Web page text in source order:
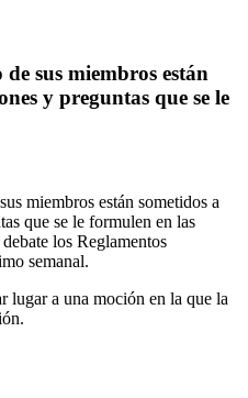
sus miembros están
y preguntas que se le
miembros están sometidos a
que se le formulen en las
los Reglamentos
semanal.
lugar a una moción en la que la